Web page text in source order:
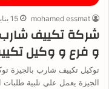
mohamed essmat 15 يناير، 2023
شركة تكييف شارب
و فرع و وكيل
توكيل تكييف شارب بالجيزة
الجيزة يعمل علي تلبية